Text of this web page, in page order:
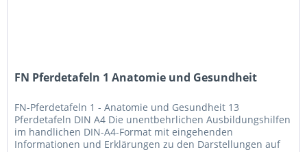
FN Pferdetafeln 1 Anatomie und Gesundheit
FN-Pferdetafeln 1 - Anatomie und Gesundheit 13
Pferdetafeln DIN A4 Die unentbehrlichen Ausbildungshilfen
im handlichen DIN-A4-Format mit eingehenden
Informationen und Erklärungen zu den Darstellungen auf